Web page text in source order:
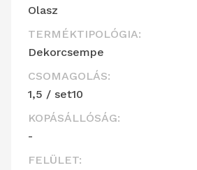
Olasz
TERMÉKTIPOLÓGIA:
Dekorcsempe
CSOMAGOLÁS:
1,5 / set10
KOPÁSÁLLÓSÁG:
-
FELÜLET: